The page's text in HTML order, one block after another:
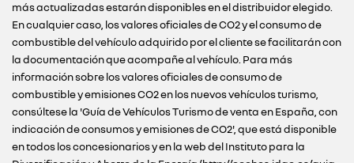
más actualizadas estarán disponibles en el distribuidor elegido.
En cualquier caso, los valores oficiales de CO2 y el consumo de
combustible del vehículo adquirido por el cliente se facilitarán con
la documentación que acompañe al vehículo. Para más
información sobre los valores oficiales de consumo de
combustible y emisiones CO2 en los nuevos vehículos turismo,
consúltese la 'Guía de Vehículos Turismo de venta en España, con
indicación de consumos y emisiones de CO2', que está disponible
en todos los concesionarios y en la web del Instituto para la